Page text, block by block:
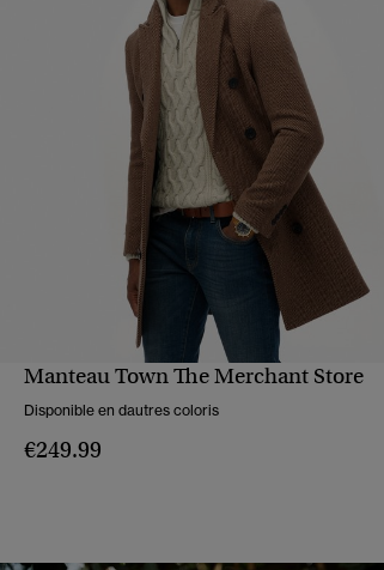
Manteau Town The Merchant Store
Disponible en dautres coloris
€249.99